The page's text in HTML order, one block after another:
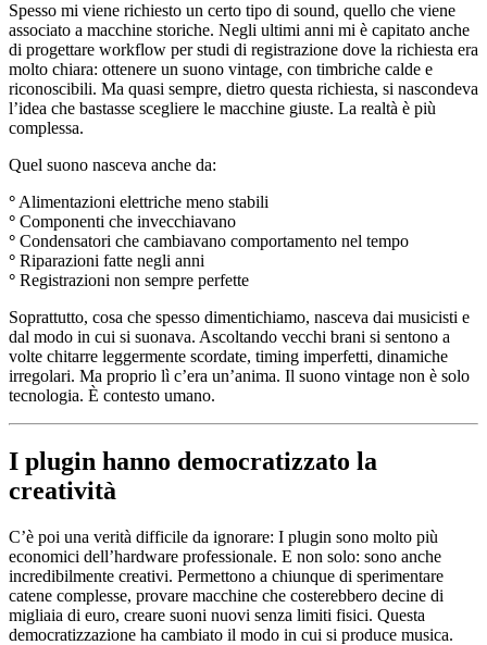
Spesso mi viene richiesto un certo tipo di sound, quello che viene
associato a macchine storiche. Negli ultimi anni mi è capitato anche
di progettare workflow per studi di registrazione dove la richiesta era
molto chiara: ottenere un suono vintage, con timbriche calde e
riconoscibili. Ma quasi sempre, dietro questa richiesta, si nascondeva
l’idea che bastasse scegliere le macchine giuste. La realtà è più
complessa.
Quel suono nasceva anche da:
° Alimentazioni elettriche meno stabili
° Componenti che invecchiavano
° Condensatori che cambiavano comportamento nel tempo
° Riparazioni fatte negli anni
° Registrazioni non sempre perfette
Soprattutto, cosa che spesso dimentichiamo, nasceva dai musicisti e
dal modo in cui si suonava. Ascoltando vecchi brani si sentono a
volte chitarre leggermente scordate, timing imperfetti, dinamiche
irregolari. Ma proprio lì c’era un’anima. Il suono vintage non è solo
tecnologia. È contesto umano.
I plugin hanno democratizzato la
creatività
C’è poi una verità difficile da ignorare: I plugin sono molto più
economici dell’hardware professionale. E non solo: sono anche
incredibilmente creativi. Permettono a chiunque di sperimentare
catene complesse, provare macchine che costerebbero decine di
migliaia di euro, creare suoni nuovi senza limiti fisici. Questa
democratizzazione ha cambiato il modo in cui si produce musica.